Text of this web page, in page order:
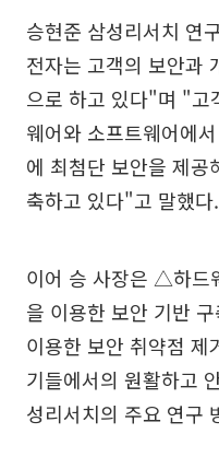
승현준 삼성리서치 연
전자는 고객의 보안과
으로 하고 있다"며 "고
웨어와 소프트웨어에
에 최첨단 보안을 제공
축하고 있다"고 말했다.
이어 승 사장은 △하
을 이용한 보안 기반
이용한 보안 취약점
기들에서의 원활하고
성리서치의 주요 연구